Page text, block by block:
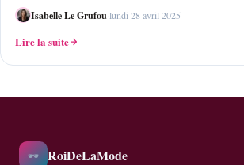
Isabelle Le Grufou·lundi 28 avril 2025
Lire la suite
🕶️ RoiDeLaMode